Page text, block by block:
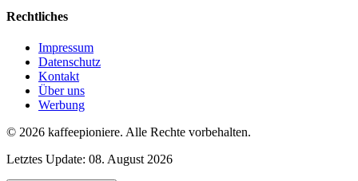
Rechtliches
Impressum
Datenschutz
Kontakt
Über uns
Werbung
© 2026 kaffeepioniere. Alle Rechte vorbehalten.
Letztes Update: 08. August 2026